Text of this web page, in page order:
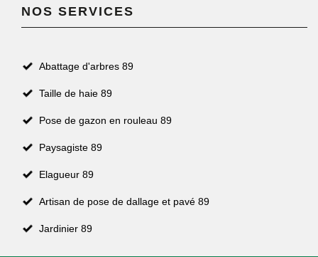
NOS SERVICES
Abattage d'arbres 89
Taille de haie 89
Pose de gazon en rouleau 89
Paysagiste 89
Elagueur 89
Artisan de pose de dallage et pavé 89
Jardinier 89